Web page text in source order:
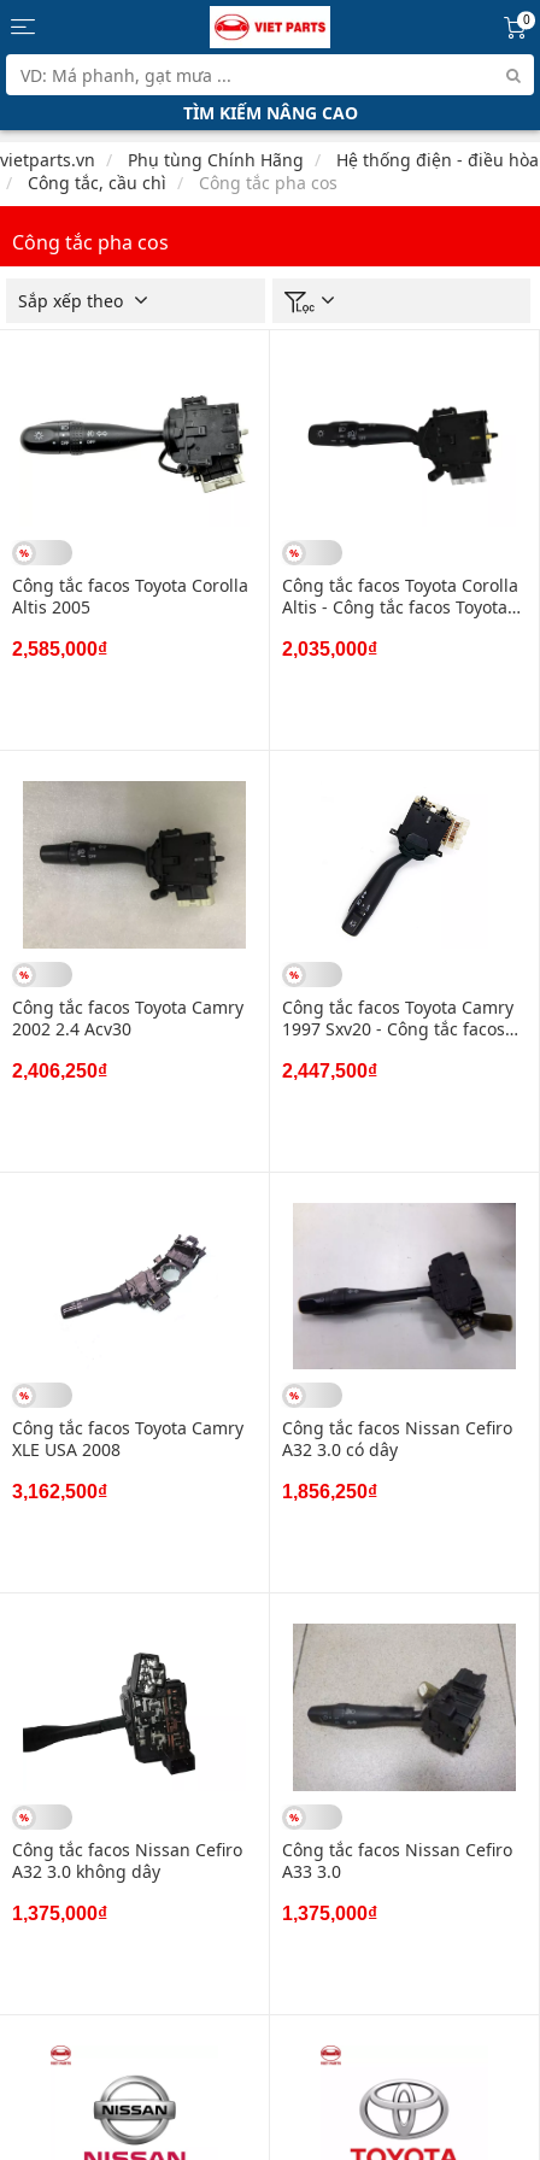
0
TÌM KIẾM NÂNG CAO
vietparts.vn Phụ tùng Chính Hãng
Hệ thống điện - điều hòa
Công tắc, cầu chì
Công tắc pha cos
Công tắc pha cos
Sắp xếp theo
Công tắc facos Toyota Corolla
Altis 2005
2,585,000₫
Công tắc facos Toyota Corolla
Altis - Công tắc facos Toyota
2,035,000₫
Công tắc facos Toyota Camry
2002 2.4 Acv30
2,406,250₫
Công tắc facos Toyota Camry
1997 Sxv20 - Công tắc facos
2,447,500₫
Công tắc facos Toyota Camry
XLE USA 2008
3,162,500₫
Công tắc facos Nissan Cefiro
A32 3.0 có dây
1,856,250₫
Công tắc facos Nissan Cefiro
A32 3.0 không dây
1,375,000₫
Công tắc facos Nissan Cefiro
A33 3.0
1,375,000₫